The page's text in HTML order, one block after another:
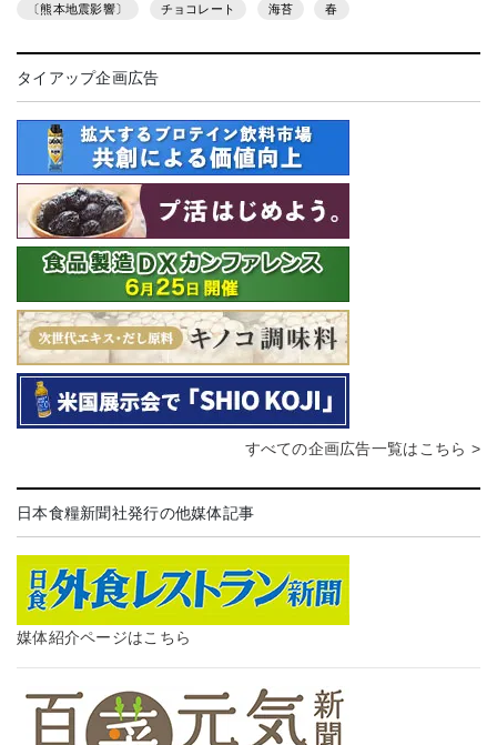
〔熊本地震影響〕 チョコレート 海苔 春
タイアップ企画広告
すべての企画広告一覧はこちら >
日本食糧新聞社発行の他媒体記事
媒体紹介ページはこちら